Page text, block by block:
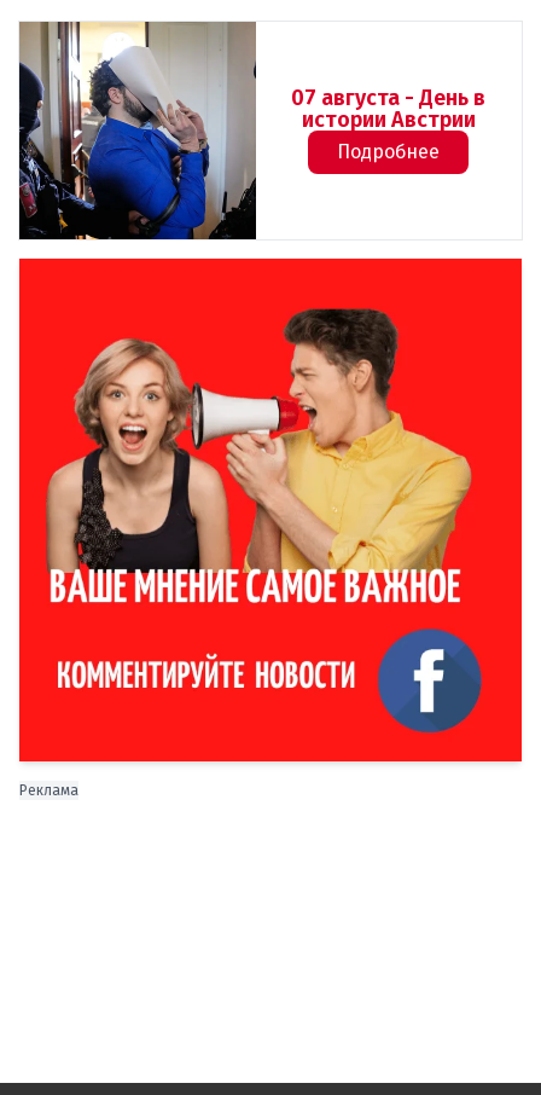
07 августа - День в
истории Австрии
Подробнее
Реклама